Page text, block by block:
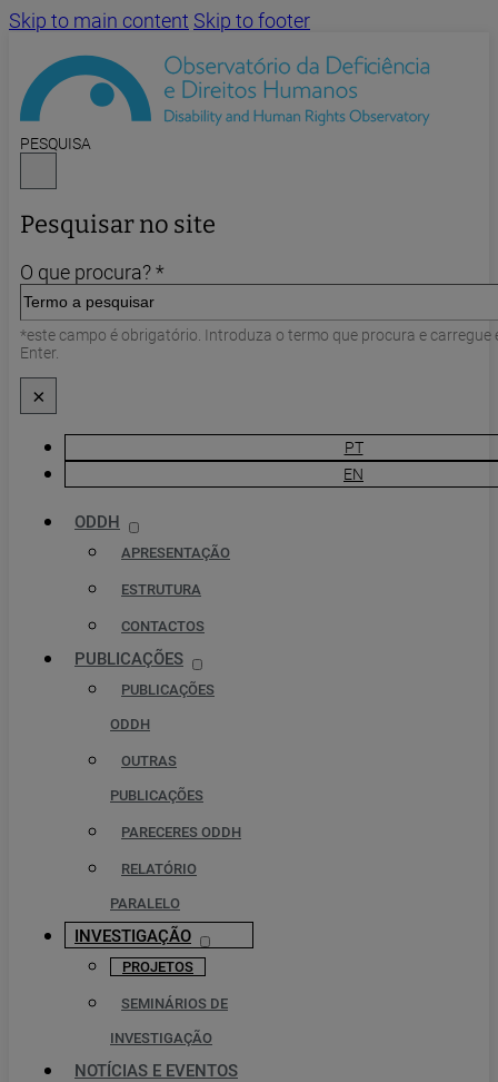
Skip to main content Skip to footer
PESQUISA
Pesquisar no site
O que procura? *
*este campo é obrigatório. Introduza o termo que procura e carregue
Enter.
×
PT
EN
ODDH
APRESENTAÇÃO
ESTRUTURA
CONTACTOS
PUBLICAÇÕES
PUBLICAÇÕES
ODDH
OUTRAS
PUBLICAÇÕES
PARECERES ODDH
RELATÓRIO
PARALELO
INVESTIGAÇÃO
PROJETOS
SEMINÁRIOS DE
INVESTIGAÇÃO
NOTÍCIAS E EVENTOS